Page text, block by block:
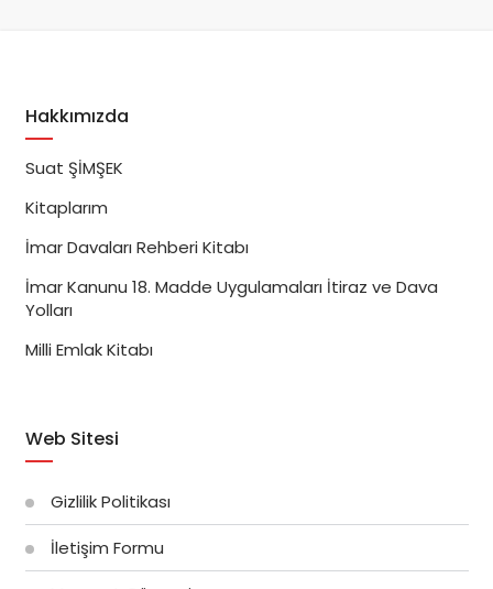
Hakkımızda
Suat ŞİMŞEK
Kitaplarım
İmar Davaları Rehberi Kitabı
İmar Kanunu 18. Madde Uygulamaları İtiraz ve Dava
Yolları
Milli Emlak Kitabı
Web Sitesi
Gizlilik Politikası
İletişim Formu